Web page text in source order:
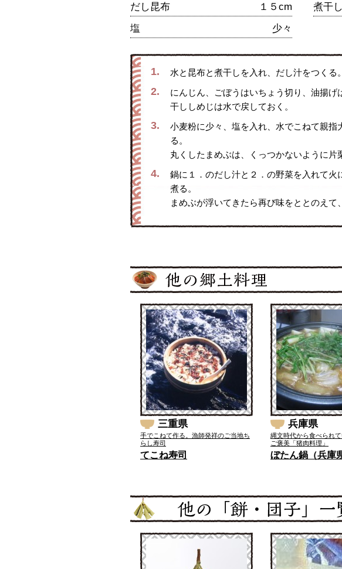
だし昆布
１５cm 煮干し
塩
少々
1. 水と昆布と煮干しを入れ、だし汁をつくる。
2.
にんじん、ごぼうはいちょう切り、油揚げ
干ししめじは水で戻しておく。
3.
小麦粉に少々、塩を入れ、水でこねて親
る。
丸くしたまめぶは、くっつかないように片
4.
鍋に１．のだし汁と２．の野菜を入れて
煮る。
まめぶが浮いてきたら再び味をととのえて
三重県
手でこねて作る。漁師発祥のご当地ち
らし寿司
てこね寿司
兵庫県
縄文時代から食べられ
ご褒美「猪肉料理」
ぼたん鍋（兵庫